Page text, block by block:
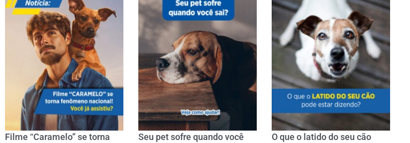
Filme “Caramelo” se torna
Seu pet sofre quando você
O que o latido do seu cão